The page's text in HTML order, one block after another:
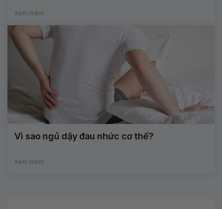
Xem thêm
Vì sao ngủ dậy đau nhức cơ thể?
Xem thêm